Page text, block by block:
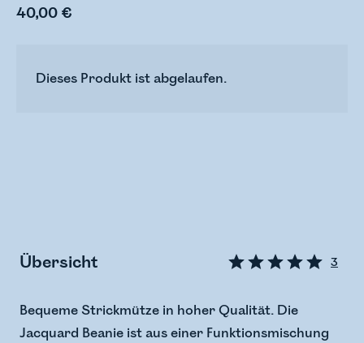
40,00 €
Dieses Produkt ist abgelaufen.
Übersicht 3
Bequeme Strickmütze in hoher Qualität. Die
Jacquard Beanie ist aus einer Funktionsmischung